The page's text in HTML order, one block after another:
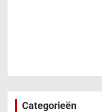
Categorieën